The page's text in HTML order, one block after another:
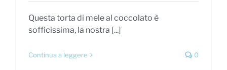
Questa torta di mele al coccolato è
sofficissima, la nostra [...]
Continua a leggere 0